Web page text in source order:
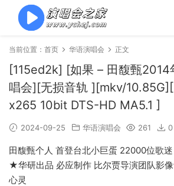
当前位置： 首页 华语演唱会 正文
[115ed2k] [如果 – 田馥甄2014
唱会][无损音轨 ][mkv/
x265 10bit DTS-HD MA5.1 ]
2024-09-25 华语演唱会 261 0
田馥甄个人 首登台北小巨蛋 22000位歌
★华研出品 必应制作 比尔贾导演团队影
心灵